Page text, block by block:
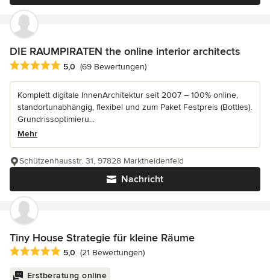
DIE RAUMPIRATEN the online interior architects
Durchschnittliche Bewertung: 5 von 5 Sternen
5,0 (69 Bewertungen)
Komplett digitale InnenArchitektur seit 2007 – 100% online,
standortunabhängig, flexibel und zum Paket Festpreis (Bottles).
Grundrissoptimieru...
Mehr
Nachricht
Schützenhausstr. 31, 97828 Marktheidenfeld
Tiny House Strategie für kleine Räume
Durchschnittliche Bewertung: 5 von 5 Sternen
5,0 (21 Bewertungen)
Erstberatung online